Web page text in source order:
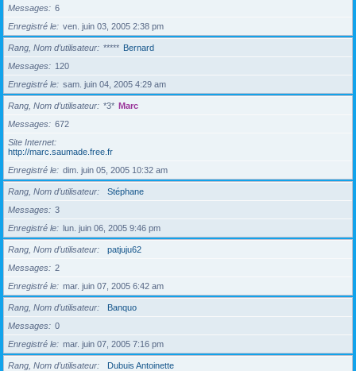
Messages
6
Enregistré le
ven. juin 03, 2005 2:38 pm
Rang, Nom d’utilisateur ***** Bernard
Messages
120
Enregistré le
sam. juin 04, 2005 4:29 am
Rang, Nom d’utilisateur *3* Marc
Messages
672
Site Internet
http://marc.saumade.free.fr
Enregistré le
dim. juin 05, 2005 10:32 am
Rang, Nom d’utilisateur
Stéphane
Messages
3
Enregistré le
lun. juin 06, 2005 9:46 pm
Rang, Nom d’utilisateur
patjuju62
Messages
2
Enregistré le
mar. juin 07, 2005 6:42 am
Rang, Nom d’utilisateur
Banquo
Messages
0
Enregistré le
mar. juin 07, 2005 7:16 pm
Rang, Nom d’utilisateur
Dubuis Antoinette